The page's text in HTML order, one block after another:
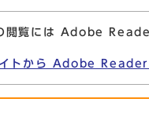
閲覧には Adobe
トから Adobe Reader